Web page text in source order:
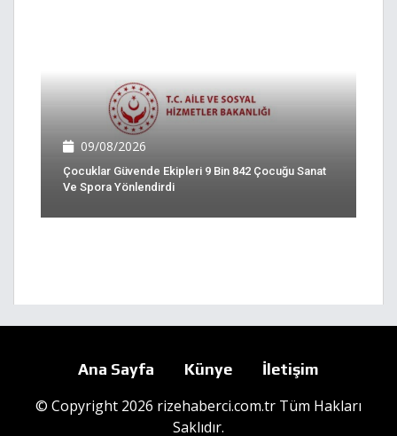
09/08/2026
Çocuklar Güvende Ekipleri 9 Bin 842 Çocuğu Sanat
Ve Spora Yönlendirdi
Ana Sayfa Künye İletişim
© Copyright 2026 rizehaberci.com.tr Tüm Hakları
Saklıdır.